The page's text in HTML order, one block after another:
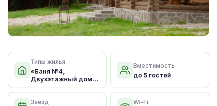
Типы жилья
«Баня №4,
Двухэтажный дом
для 4 гостей
Вместимость
до 5 гостей
Заезд Wi-Fi